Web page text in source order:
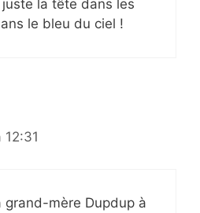
la tête dans les
le bleu du ciel !
grand-mère Dupdup à